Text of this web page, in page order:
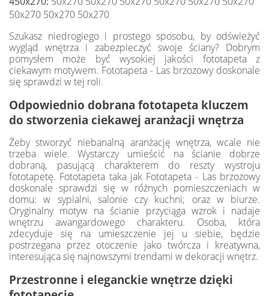
50x270 50x270 50x270
Szukasz niedrogiego i prostego sposobu, by odświeżyć
wygląd wnętrza i zabezpieczyć swoje ściany? Dobrym
pomysłem może być wysokiej jakości fototapeta z
ciekawym motywem. Fototapeta - Las brzozowy doskonale
się sprawdzi w tej roli.
Odpowiednio dobrana fototapeta kluczem
do stworzenia ciekawej aranżacji wnętrza
Żeby stworzyć niebanalną aranżację wnętrza, wcale nie
trzeba wiele. Wystarczy umieścić na ścianie dobrze
dobraną, pasującą charakterem do reszty wystroju
fototapetę. Fototapeta taka jak Fototapeta - Las brzozowy
doskonale sprawdzi się w różnych pomieszczeniach w
domu: w sypialni, salonie czy kuchni; oraz w biurze.
Oryginalny motyw na ścianie przyciąga wzrok i nadaje
wnętrzu awangardowego charakteru. Osoba, która
zdecyduje się na umieszczenie jej u siebie, będzie
postrzegana przez otoczenie jako twórcza i kreatywna,
interesująca się najnowszymi trendami w dekoracji wnętrz.
Przestronne i eleganckie wnętrze dzięki